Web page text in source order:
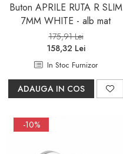
Buton APRILE RUTA R SLIM
7MM WHITE - alb mat
175,91 Lei
158,32 Lei
In Stoc Furnizor
ADAUGA IN COS
-10%